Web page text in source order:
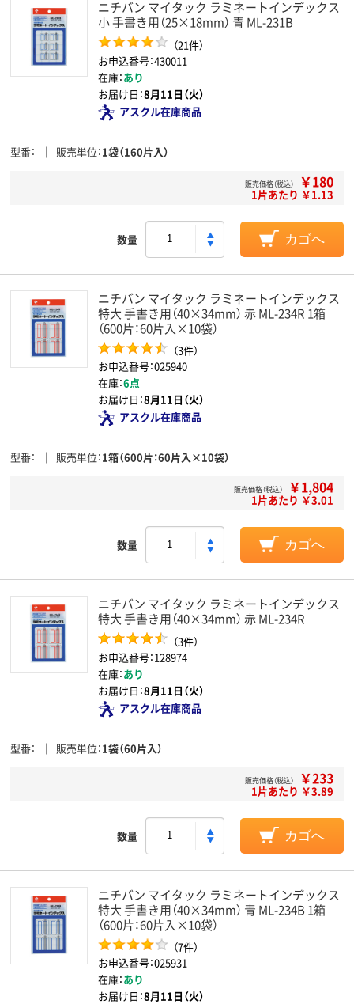
ニチバン マイタック ラミネートインデックス
小 手書き用（25×18mm） 青 ML-231B
（21件）
お申込番号：430011
在庫：あり
お届け日：8月11日（火）
アスクル在庫商品
型番 販売単位 1袋（160片入）
販売価格（税込） ￥180
1片あたり ￥1.13
数量 カゴへ
ニチバン マイタック ラミネートインデックス
特大 手書き用（40×34mm） 赤 ML-234R 1箱
（600片：60片入×10袋）
（3件）
お申込番号：025940
在庫：6点
お届け日：8月11日（火）
アスクル在庫商品
型番 販売単位 1箱（600片：60片入×10袋）
販売価格（税込） ￥1,804
1片あたり ￥3.01
数量 カゴへ
ニチバン マイタック ラミネートインデックス
特大 手書き用（40×34mm） 赤 ML-234R
（3件）
お申込番号：128974
在庫：あり
お届け日：8月11日（火）
アスクル在庫商品
型番 販売単位 1袋（60片入）
販売価格（税込） ￥233
1片あたり ￥3.89
数量 カゴへ
ニチバン マイタック ラミネートインデックス
特大 手書き用（40×34mm） 青 ML-234B 1箱
（600片：60片入×10袋）
（7件）
お申込番号：025931
在庫：あり
お届け日：8月11日（火）